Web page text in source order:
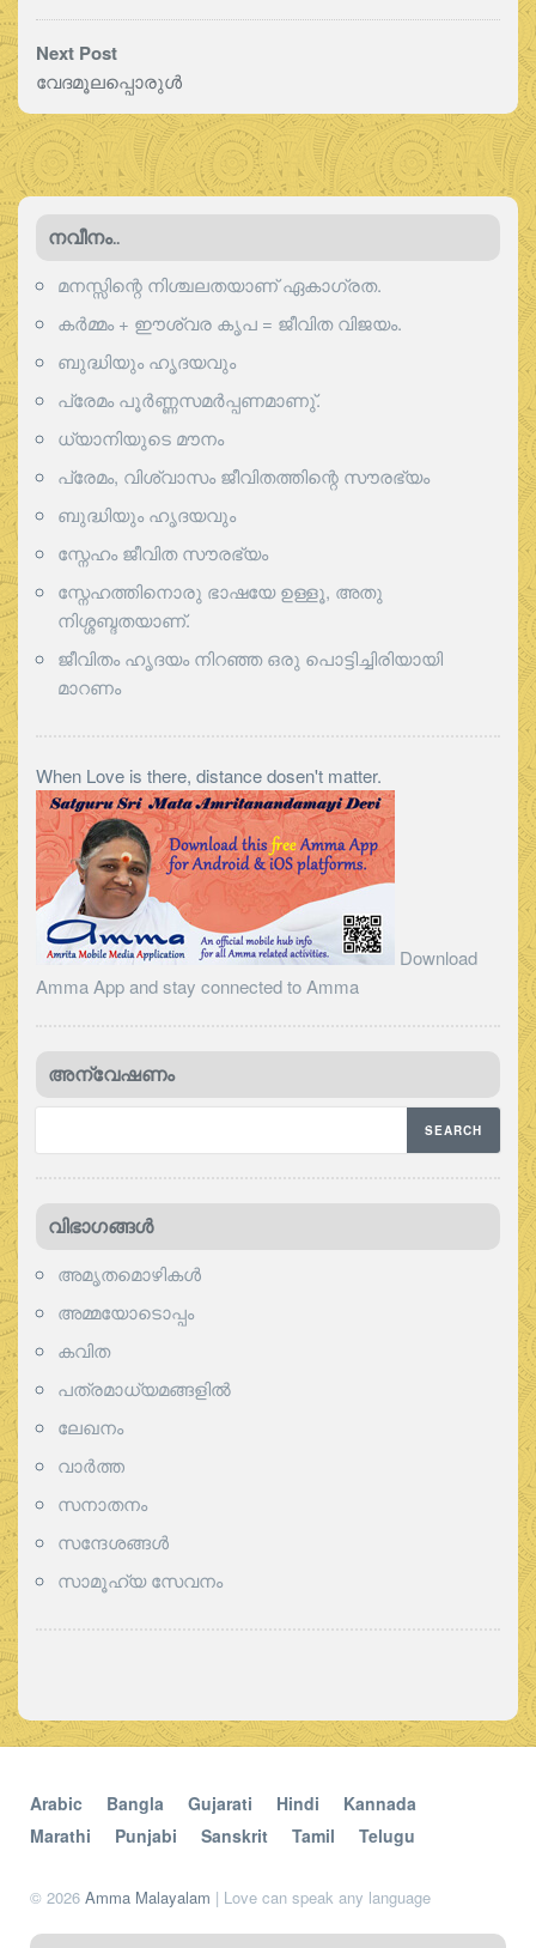
Next Post
വേദമൂലപ്പൊരുള്‍
നവീനം..
മനസ്സിന്റെ നിശ്ചലതയാണ് ഏകാഗ്രത.
കർമ്മം + ഈശ്വര കൃപ = ജീവിത വിജയം.
ബുദ്ധിയും ഹൃദയവും
പ്രേമം പൂര്‍ണ്ണസമര്‍പ്പണമാണു്.
ധ്യാനിയുടെ മൗനം
പ്രേമം, വിശ്വാസം ജീവിതത്തിന്റെ സൗരഭ്യം
ബുദ്ധിയും ഹൃദയവും
സ്നേഹം ജീവിത സൗരഭ്യം
സ്നേഹത്തിനൊരു ഭാഷയേ ഉള്ളൂ, അതു
നിശ്ശബ്ദതയാണ്.
ജീവിതം ഹൃദയം നിറഞ്ഞ ഒരു പൊട്ടിച്ചിരിയായി
മാറണം
When Love is there, distance dosen't matter.
Download
Amma App and stay connected to Amma
അന്വേഷണം
വിഭാഗങ്ങള്‍
അമൃതമൊഴികള്‍
അമ്മയോടൊപ്പം
കവിത
പത്രമാധ്യമങ്ങളില്‍
ലേഖനം
വാര്‍ത്ത
സനാതനം
സന്ദേശങ്ങൾ
സാമൂഹ്യ സേവനം
Arabic Bangla Gujarati Hindi
Kannada
Marathi
Punjabi Sanskrit Tamil Telugu
© 2026 Amma Malayalam | Love can speak any language